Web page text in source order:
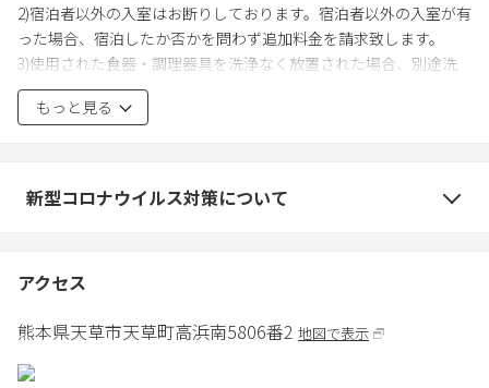
2)宿泊者以外の入室はお断りしております。宿泊者以外の入室が有
った場合、宿泊したか否かを問わず追加料金を請求致します。
3)使用された食器・調理器具を洗浄なく放置された場合、別途洗
浄費用（500円）を請求します。
4)室内での髪染めは禁止しております。発見次第、別途クリーニン
①現地に掲示している使用方法をお守り下さい。
②着火剤、炭はお持ち込み下さい。（有料でご準備することも可
付けを必ずお願いします。
7）ごみはお持ち帰り下さい。別途500円で引き受けることも可能
です。
もっと見る
新型コロナウイルス対策について
アクセス
熊本県天草市天草町高浜南5806番2 地図で表示